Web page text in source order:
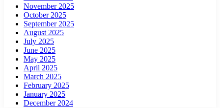
November 2025
October 2025
September 2025
August 2025
July 2025
June 2025
May 2025
April 2025
March 2025
February 2025
January 2025
December 2024